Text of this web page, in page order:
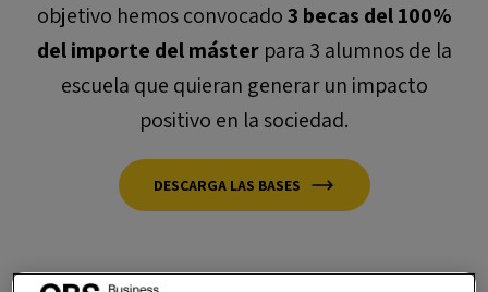
objetivo hemos convocado3 becas del 100%
del importe del másterpara 3 alumnos de la
escuela que quieran generar un impacto
positivo en la sociedad.
DESCARGA LAS BASES